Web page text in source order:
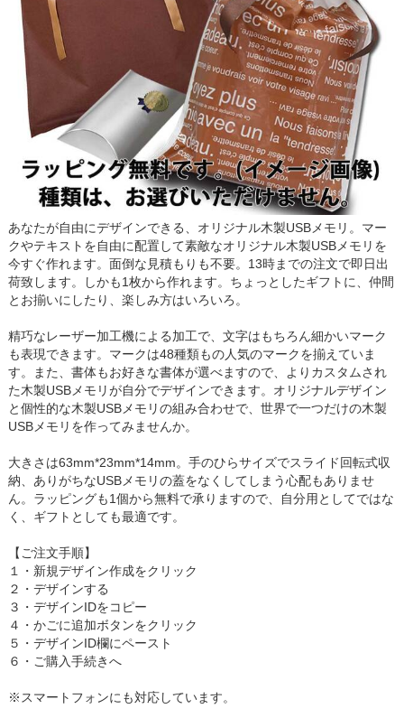
あなたが自由にデザインできる、オリジナル木製USBメモリ。マー
クやテキストを自由に配置して素敵なオリジナル木製USBメモリを
今すぐ作れます。面倒な見積もりも不要。13時までの注文で即日出
荷致します。しかも1枚から作れます。ちょっとしたギフトに、仲間
とお揃いにしたり、楽しみ方はいろいろ。
精巧なレーザー加工機による加工で、文字はもちろん細かいマーク
も表現できます。マークは48種類もの人気のマークを揃えていま
す。また、書体もお好きな書体が選べますので、よりカスタムされ
た木製USBメモリが自分でデザインできます。オリジナルデザイン
と個性的な木製USBメモリの組み合わせで、世界で一つだけの木製
USBメモリを作ってみませんか。
大きさは63mm*23mm*14mm。手のひらサイズでスライド回転式収
納、ありがちなUSBメモリの蓋をなくしてしまう心配もありませ
ん。ラッピングも1個から無料で承りますので、自分用としてではな
く、ギフトとしても最適です。
【ご注文手順】
１・新規デザイン作成をクリック
２・デザインする
３・デザインIDをコピー
４・かごに追加ボタンをクリック
５・デザインID欄にペースト
６・ご購入手続きへ
※スマートフォンにも対応しています。